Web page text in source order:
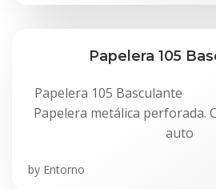
Papelera 105
Papelera 105
Papelera metálica perforada.
auto
by Entorno